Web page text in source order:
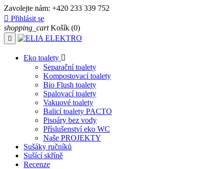
Zavolejte nám: +420 233 339 752
 Přihlásit se
shopping_cart Košík (0)

Eko toalety 
Separační toalety
Kompostovací toalety
Bio Flush toalety
Spalovací toalety
Vakuové toalety
Balicí toalety PACTO
Pisoáry bez vody
Příslušenství eko WC
Naše PROJEKTY
Sušáky ručníků
Sušící skříně
Recenze